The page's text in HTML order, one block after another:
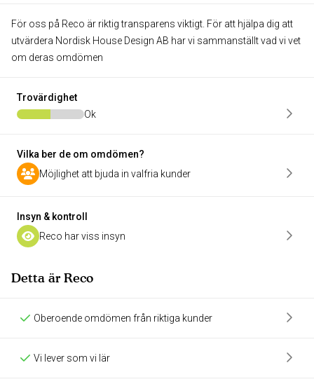
För oss på Reco är riktig transparens viktigt. För att hjälpa dig att
utvärdera Nordisk House Design AB har vi sammanställt vad vi vet
om deras omdömen
Trovärdighet
Ok
Vilka ber de om omdömen?
Möjlighet att bjuda in valfria kunder
Insyn & kontroll
Reco har viss insyn
Detta är Reco
Oberoende omdömen från riktiga kunder
Vi lever som vi lär